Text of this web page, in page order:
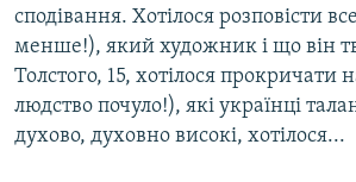
сподівання. Хотілося розповісти
менше!), який художник і що він
Толстого, 15, хотілося прокричати
людство почуло!), які українці
духово, духовно високі, хотілося...